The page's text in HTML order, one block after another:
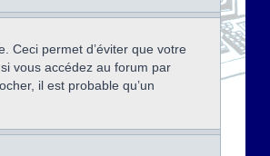
Ceci permet d’éviter que votre
vous accédez au forum par
il est probable qu’un